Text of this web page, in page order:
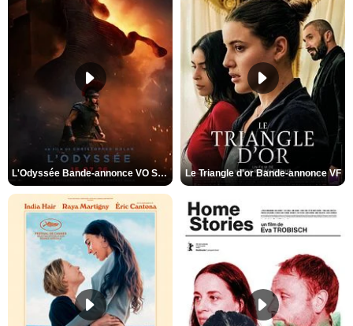
L'Odyssée Bande-annonce VO STFR Le Triangle d'or Bande-annonce VF